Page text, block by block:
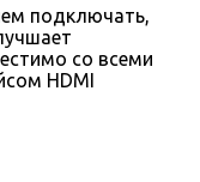
подключать,
со всеми
HDMI